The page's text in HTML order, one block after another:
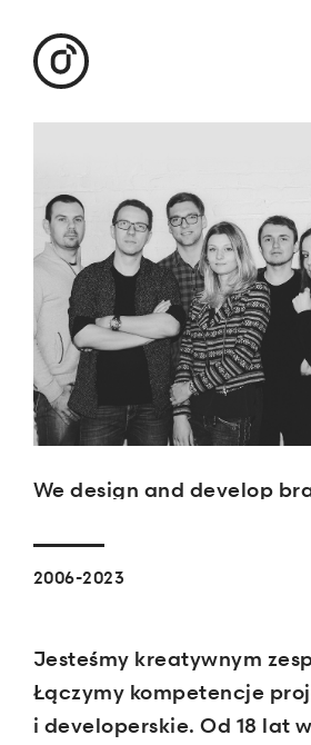
We design and develop
2006-2023
Jesteśmy kreatywnym
Łączymy kompetencje
i developerskie. Od 18 lat